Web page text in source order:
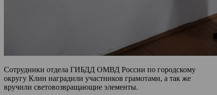
Сотрудники отдела ГИБДД ОМВД России по городскому
округу Клин наградили участников грамотами, а так же
вручили световозвращающие элементы.